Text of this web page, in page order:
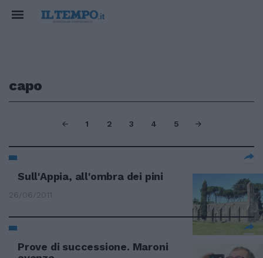
capo
1 2 3 4 5
Sull'Appia, all'ombra dei pini
26/06/2011
Prove di successione. Maroni